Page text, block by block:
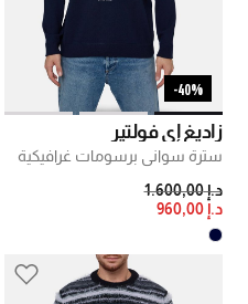
40%-
زاديغ إي فولتير
سترة سواني برسومات غرافيكية
PRICE REDUCED FROM
د.إ 1.600,00
TO
د.إ 960,00